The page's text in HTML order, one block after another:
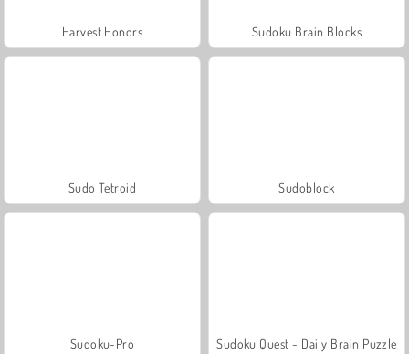
Harvest Honors Sudoku Brain Blocks
Sudo Tetroid Sudoblock
Sudoku-Pro Sudoku Quest - Daily Brain Puzzle